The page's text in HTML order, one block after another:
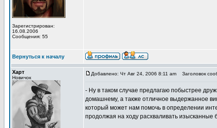
Зарегистрирован:
16.08.2006
Сообщения: 55
Вернуться к началу
Харт
Новичок
Добавлено: Чт Авг 24, 2006 8:11 am Заголовок
- Ну в таком случае предлагаю побыстрее
домашнему, а также отличное выдержанное
который может нам помочь в определении
продолжая на ходу расхваливать